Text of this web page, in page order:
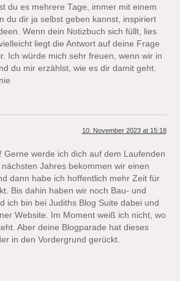
du es mehrere Tage, immer mit einem
du dir ja selbst geben kannst, inspiriert
Wenn dein Notizbuch sich füllt, lies
liegt die Antwort auf deine Frage
Ich würde mich sehr freuen, wenn wir in
du mir erzählst, wie es dir damit geht.
10. November 2023 at 15:18
Gerne werde ich dich auf dem Laufenden
nächsten Jahres bekommen wir einen
dann habe ich hoffentlich mehr Zeit für
Bis dahin haben wir noch Bau- und
ich bin bei Judiths Blog Suite dabei und
Website. Im Moment weiß ich nicht, wo
Aber deine Blogparade hat dieses
in den Vordergrund gerückt.